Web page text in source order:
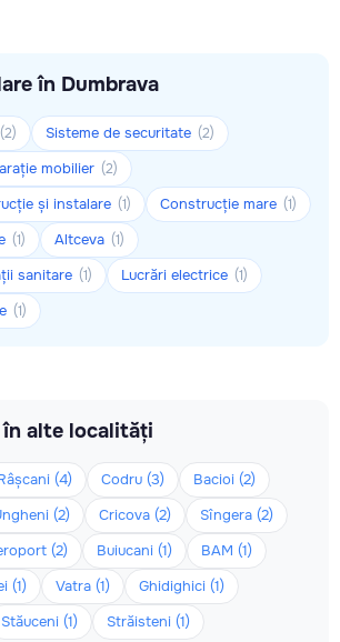
în Dumbrava
(2) Sisteme de securitate (2)
mobilier (2)
și instalare (1) Construcție mare (1)
(1) Altceva (1)
sanitare (1) Lucrări electrice (1)
(1)
în alte localități
(4) Codru (3)
Bacioi (2)
(2) Cricova (2)
Sîngera (2)
(2) Buiucani (1)
BAM (1)
(1) Vatra (1)
Ghidighici (1)
Stăuceni (1) Străisteni (1)